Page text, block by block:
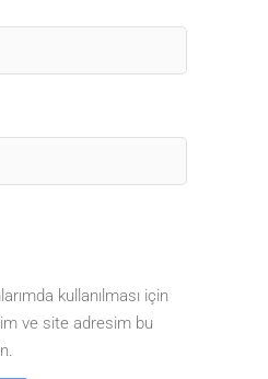
kullanılması için
ve site adresim bu